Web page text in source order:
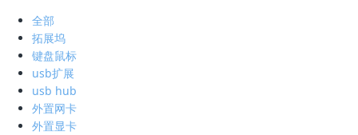
全部
拓展坞
键盘鼠标
usb扩展
usb hub
外置网卡
外置显卡